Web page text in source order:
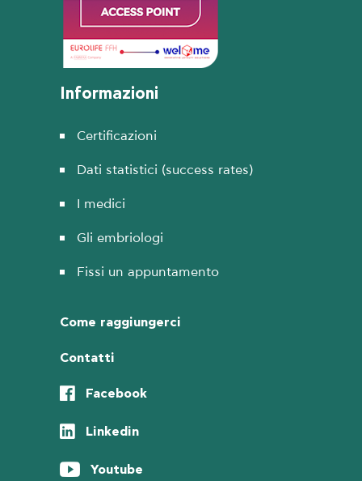
Informazioni
Certificazioni
Dati statistici (success rates)
I medici
Gli embriologi
Fissi un appuntamento
Come raggiungerci
Contatti
Facebook
Linkedin
Youtube